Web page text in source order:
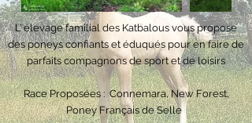
L’ élevage familial des Katbalous vous propose
des poneys confiants et éduqués pour en faire de
parfaits compagnons de sport et de loisirs
Race Proposées : Connemara, New Forest,
Poney Français de Selle